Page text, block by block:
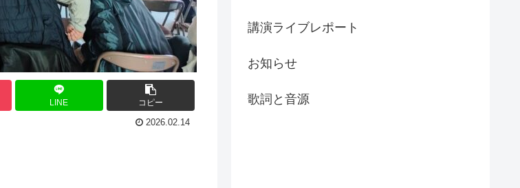
LINE コピー
2026.02.14
講演ライブレポート
お知らせ
歌詞と音源